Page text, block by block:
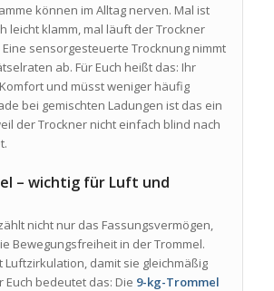
können im Alltag nerven. Mal ist
leicht klamm, mal läuft der Trockner
sensorgesteuerte Trocknung nimmt
ab. Für Euch heißt das: Ihr
und müsst weniger häufig
bei gemischten Ladungen ist das ein
der Trockner nicht einfach blind nach
– wichtig für Luft und
nicht nur das Fassungsvermögen,
Bewegungsfreiheit in der Trommel.
Luftzirkulation, damit sie gleichmäßig
Euch bedeutet das: Die 9-kg-Trommel